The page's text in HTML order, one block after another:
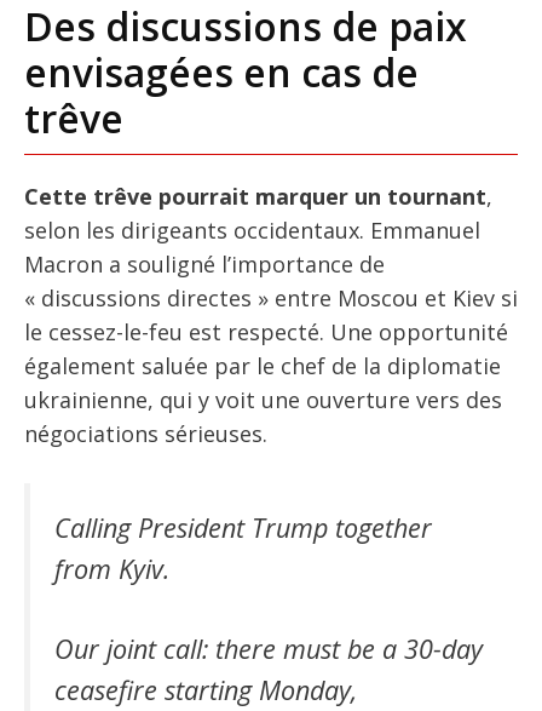
Des discussions de paix
envisagées en cas de
trêve
Cette trêve pourrait marquer un tournant,
selon les dirigeants occidentaux. Emmanuel
Macron a souligné l’importance de
« discussions directes » entre Moscou et Kiev si
le cessez-le-feu est respecté. Une opportunité
également saluée par le chef de la diplomatie
ukrainienne, qui y voit une ouverture vers des
négociations sérieuses.
Calling President Trump together
from Kyiv.
Our joint call: there must be a 30-day
ceasefire starting Monday,